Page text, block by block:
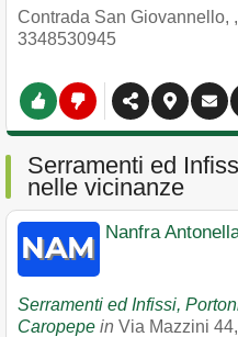
Contrada San Giovannello, ,
3348530945
Serramenti ed
nelle vicinanze
Nanfra
Serramenti ed Infissi,
Caropepe in Via Mazzini 44,